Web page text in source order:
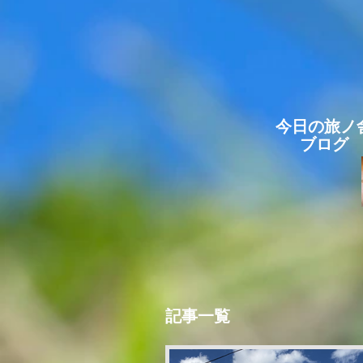
今日の旅ノ
ブログ
記事一覧